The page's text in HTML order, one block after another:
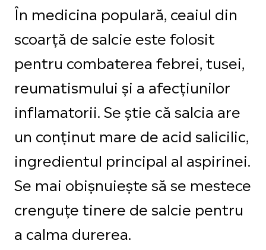
În medicina populară, ceaiul din
scoarță de salcie este folosit
pentru combaterea febrei, tusei,
reumatismului și a afecțiunilor
inflamatorii. Se știe că salcia are
un conținut mare de acid salicilic,
ingredientul principal al aspirinei.
Se mai obișnuiește să se mestece
crenguțe tinere de salcie pentru
a calma durerea.